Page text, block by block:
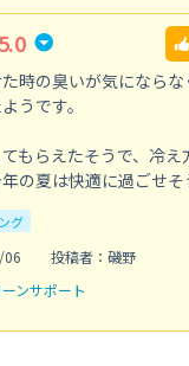
5.0
時の臭いが気になら
うです。
もらえたそうで、冷え
の夏は快適に過ごせそ
グ
06
投稿者：磯野
ンサポート